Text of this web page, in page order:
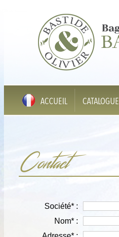
ACCUEIL CATALOGUE
Contact
Société* :
Nom* :